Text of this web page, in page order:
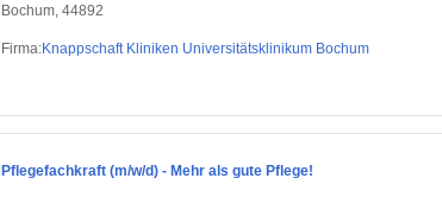
Bochum, 44892
Firma:Knappschaft Kliniken Universitätsklinikum Bochum
Pflegefachkraft (m/w/d) - Mehr als gute Pflege!